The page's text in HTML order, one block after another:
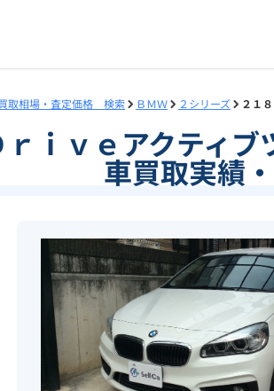
取相場・査定価格 検索 ＢＭＷ ２シリーズ ２１
ｒｉｖｅアクティ
車買取実績